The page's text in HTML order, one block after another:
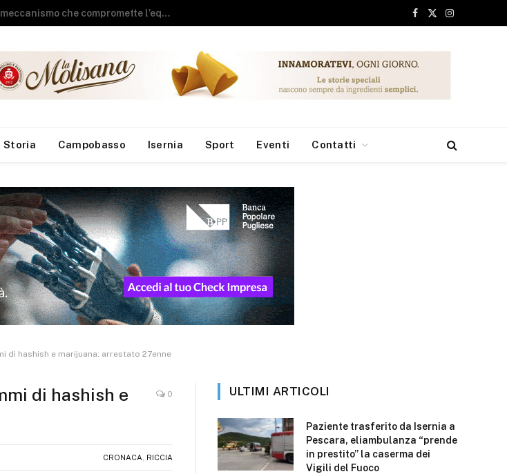
Sla, Neuromed: individuato meccanismo che compromette l’equilibrio dei motoneuroni
Facebook
X
Instagram
Storia Campobasso Isernia Sport Eventi Contatti
di hashish e marijuana: arrestato 27enne
di hashish e
0
CRONACA RICCIA
ULTIMI ARTICOLI
Paziente trasferito da Isernia a
Pescara, eliambulanza “prende
in prestito” la caserma dei
Vigili del Fuoco